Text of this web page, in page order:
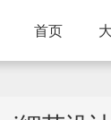
首页